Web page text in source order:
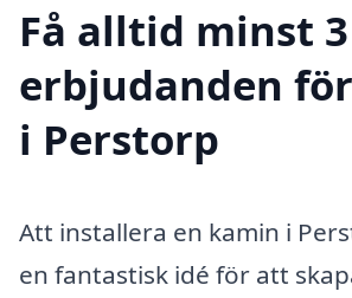
Få alltid minst 3
erbjudanden
i Perstorp
Att installera en kamin i
en fantastisk idé för att